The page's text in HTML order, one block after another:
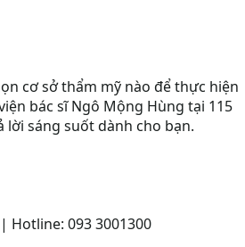
cơ sở thẩm mỹ nào để thực hiện
bác sĩ Ngô Mộng Hùng tại 115
lời sáng suốt dành cho bạn.
Hotline: 093 3001300